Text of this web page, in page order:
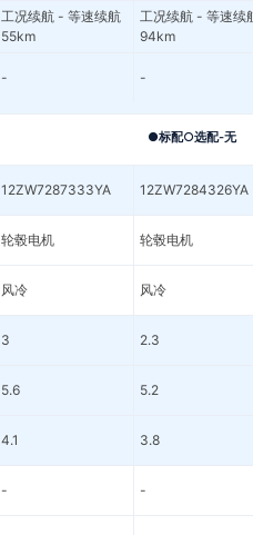
工况续航 - 等速续航
55km
工况续航 - 等速续
94km
- -
●标配○选配-无
12ZW7287333YA 12ZW7284326YA
轮毂电机 轮毂电机
风冷 风冷
3 2.3
5.6 5.2
4.1 3.8
- -